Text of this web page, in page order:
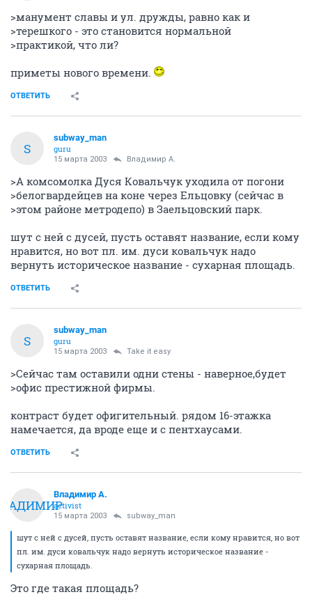
>манумент славы и ул. дружды, равно как и
>терешкого - это становится нормальной
>практикой, что ли?
приметы нового времени.
ОТВЕТИТЬ
S
subway_man
guru
15 марта 2003 Владимир А.
>А комсомолка Дуся Ковальчук уходила от погони
>белогвардейцев на коне через Ельцовку (сейчас в
>этом районе метродепо) в Заельцовский парк.
шут с ней с дусей, пусть оставят название, если кому
нравится, но вот пл. им. дуси ковальчук надо
вернуть историческое название - сухарная площадь.
ОТВЕТИТЬ
S
subway_man
guru
15 марта 2003 Take it easy
>Сейчас там оставили одни стены - наверное,будет
>офис престижной фирмы.
контраст будет офигительный. рядом 16-этажка
намечается, да вроде еще и с пентхаусами.
ОТВЕТИТЬ
Владимир А.
activist
15 марта 2003 subway_man
шут с ней с дусей, пусть оставят название, если кому нравится, но вот
пл. им. дуси ковальчук надо вернуть историческое название -
сухарная площадь.
Это где такая площадь?